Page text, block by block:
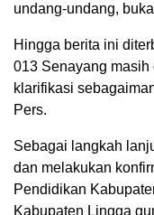
undang-undang,
Hingga berita ini
013 Senayang
klarifikasi
Pers.
Sebagai langkah
dan melakukan
Pendidikan
Kabupaten Lingga